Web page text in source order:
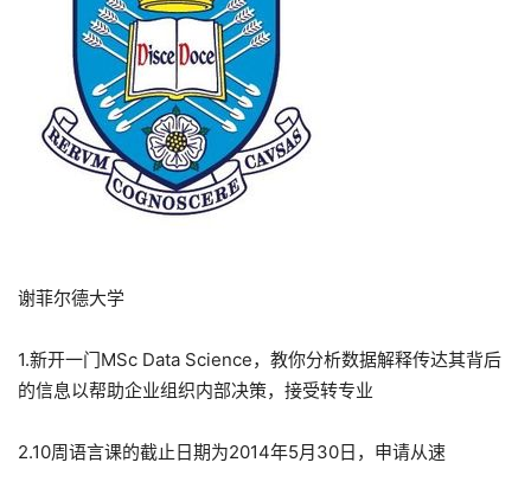
谢菲尔德大学
1.新开一门MSc Data Science，教你分析数据解释传达其背后
的信息以帮助企业组织内部决策，接受转专业
2.10周语言课的截止日期为2014年5月30日，申请从速